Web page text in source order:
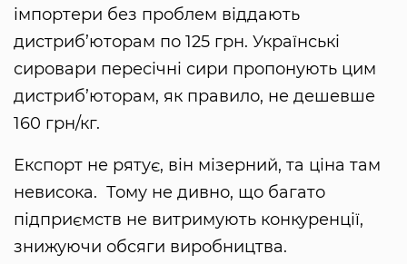
імпортери без проблем віддають
дистриб’юторам по 125 грн. Українські
сировари пересічні сири пропонують цим
дистриб’юторам, як правило, не дешевше
160 грн/кг.
Експорт не рятує, він мізерний, та ціна там
невисока. Тому не дивно, що багато
підприємств не витримують конкуренції,
знижуючи обсяги виробництва.